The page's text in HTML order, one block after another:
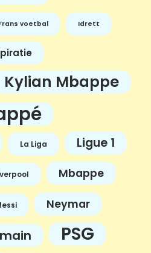
voetbal Idrett
Kylian Mbappe
La Liga Ligue 1
Mbappe
Neymar
PSG